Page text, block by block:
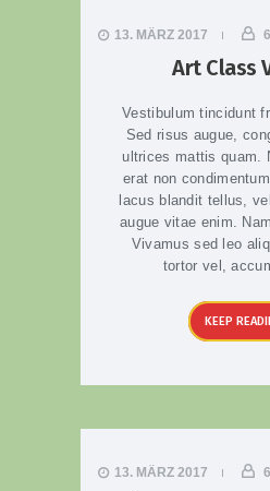
13. MÄRZ 2017
Art Class
Vestibulum tincidunt
Sed risus augue,
ultrices mattis quam.
erat non
lacus blandit tellus,
augue vitae enim.
Vivamus sed leo
tortor vel,
KEEP
13. MÄRZ 2017